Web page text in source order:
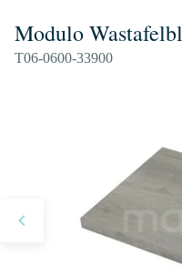
Modulo
T06-0600-33900